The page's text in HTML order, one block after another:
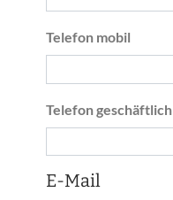
Telefon mobil
Telefon geschäftlich
E-Mail